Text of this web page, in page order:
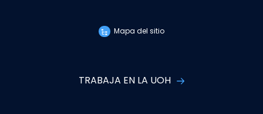
Mapa del sitio
TRABAJA EN LA UOH